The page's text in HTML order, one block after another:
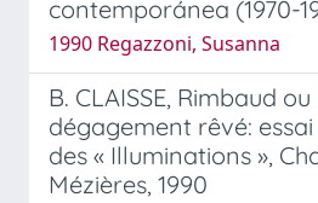
contemporánea (1970-
1990 Regazzoni, Susanna
B. CLAISSE, Rimbaud ou
dégagement rêvé:
des « Illuminations »,
Mézières, 1990